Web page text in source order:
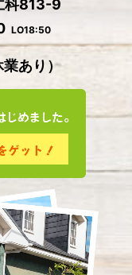
科813-9
LO18:50
業あり）